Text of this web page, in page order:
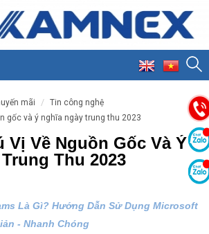
mãi
tin công nghệ
gốc và ý nghĩa ngày trung thu 2023
Vị Về Nguồn Gốc Và Ý
Thu 2023
Là Gì? Hướng Dẫn Sử Dụng Microsoft
- Nhanh Chóng